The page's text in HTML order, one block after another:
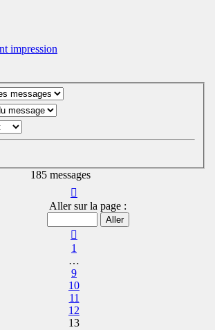
impression
185 messages
13
sur
13
Aller sur la page :
1
…
9
10
11
12
13